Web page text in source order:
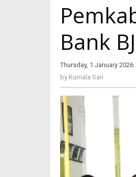
Bank
Thursday, 1 January 2026
by Kumala Sari